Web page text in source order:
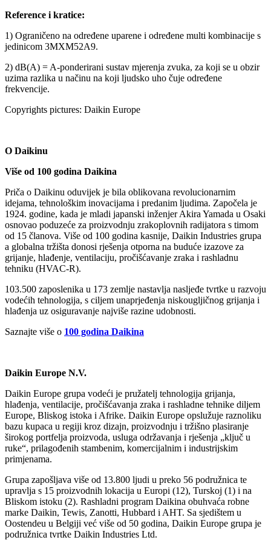
Reference i kratice:
1) Ograničeno na određene uparene i određene multi kombinacije s
jedinicom 3MXM52A9.
2) dB(A) = A-ponderirani sustav mjerenja zvuka, za koji se u obzir
uzima razlika u načinu na koji ljudsko uho čuje određene
frekvencije.
Copyrights pictures: Daikin Europe
O Daikinu
Više od 100 godina Daikina
Priča o Daikinu oduvijek je bila oblikovana revolucionarnim
idejama, tehnološkim inovacijama i predanim ljudima. Započela je
1924. godine, kada je mladi japanski inženjer Akira Yamada u Osaki
osnovao poduzeće za proizvodnju zrakoplovnih radijatora s timom
od 15 članova. Više od 100 godina kasnije, Daikin Industries grupa
a globalna tržišta donosi rješenja otporna na buduće izazove za
grijanje, hlađenje, ventilaciju, pročišćavanje zraka i rashladnu
tehniku (HVAC‑R).
103.500 zaposlenika u 173 zemlje nastavlja nasljeđe tvrtke u razvoju
vodećih tehnologija, s ciljem unaprjeđenja niskougljičnog grijanja i
hlađenja uz osiguravanje najviše razine udobnosti.
Saznajte više o 100 godina Daikina
Daikin Europe N.V.
Daikin Europe grupa vodeći je pružatelj tehnologija grijanja,
hlađenja, ventilacije, pročišćavanja zraka i rashladne tehnike diljem
Europe, Bliskog istoka i Afrike. Daikin Europe opslužuje raznoliku
bazu kupaca u regiji kroz dizajn, proizvodnju i tržišno plasiranje
širokog portfelja proizvoda, usluga održavanja i rješenja „ključ u
ruke“, prilagođenih stambenim, komercijalnim i industrijskim
primjenama.
Grupa zapošljava više od 13.800 ljudi u preko 56 podružnica te
upravlja s 15 proizvodnih lokacija u Europi (12), Turskoj (1) i na
Bliskom istoku (2). Rashladni program Daikina obuhvaća robne
marke Daikin, Tewis, Zanotti, Hubbard i AHT. Sa sjedištem u
Oostendeu u Belgiji već više od 50 godina, Daikin Europe grupa je
podružnica tvrtke Daikin Industries Ltd.